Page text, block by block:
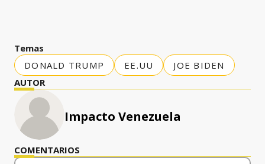
Temas
DONALD TRUMP
EE.UU
JOE BIDEN
AUTOR
Impacto Venezuela
COMENTARIOS